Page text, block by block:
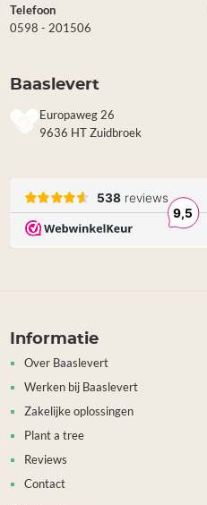
Telefoon
0598 - 201506
Baaslevert
Europaweg 26
9636 HT Zuidbroek
Informatie
Over Baaslevert
Werken bij Baaslevert
Zakelijke oplossingen
Plant a tree
Reviews
Contact